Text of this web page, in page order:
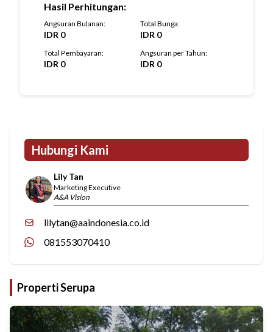
Hasil Perhitungan:
Angsuran Bulanan:
IDR 0
Total Bunga:
IDR 0
Total Pembayaran:
IDR 0
Angsuran per Tahun:
IDR 0
Hubungi Kami
Lily Tan
Marketing Executive
A&A Vision
lilytan@aaindonesia.co.id
081553070410
Properti Serupa